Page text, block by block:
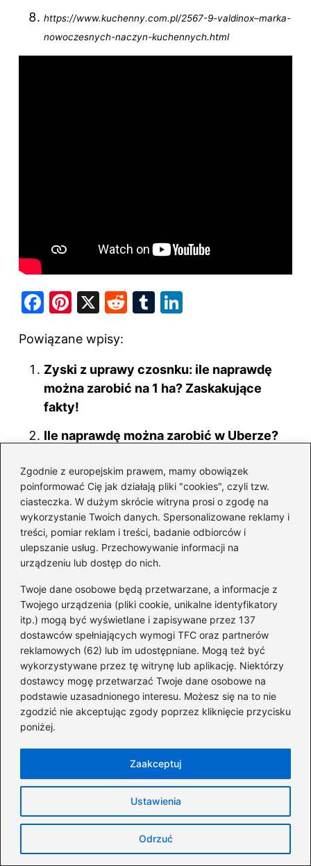
Zgodnie z europejskim prawem, mamy obowiązek
poinformować Cię jak działają pliki "cookies", czyli tzw.
ciasteczka. W dużym skrócie witryna prosi o zgodę na
wykorzystanie Twoich danych. Spersonalizowane reklamy i
treści, pomiar reklam i treści, badanie odbiorców i
ulepszanie usług. Przechowywanie informacji na
urządzeniu lub dostęp do nich.
Twoje dane osobowe będą przetwarzane, a informacje z
Twojego urządzenia (pliki cookie, unikalne identyfikatory
itp.) mogą być wyświetlane i zapisywane przez 137
dostawców spełniających wymogi TFC oraz partnerów
reklamowych (62) lub im udostępniane. Mogą też być
wykorzystywane przez tę witrynę lub aplikację. Niektórzy
dostawcy mogę przetwarzać Twoje dane osobowe na
podstawie uzasadnionego interesu. Możesz się na to nie
zgodzić nie akceptując zgody poprzez kliknięcie przycisku
poniżej.
Ustawienia
Odrzuć
Zaakceptuj
https://www.kuchenny.com.pl/2567-9-valdinox–marka-
nowoczesnych-naczyn-kuchennych.html
F
c
e
b
o
o
Pi
er
e
st
X
R
di
t
T
bl
r
e
dI
Powiązane wpisy:
Zyski z uprawy czosnku: ile naprawdę
można zarobić na 1 ha? Zaskakujące
fakty!
Ile naprawdę można zarobić w Uberze?
Ile naprawdę można zarobić na
dmuchanym zamku? Szokujące liczby i
niespodziewane fakty
Jak Revolut wpływa na twoją historię
kredytową? Sprawdź, czy BIK ma
znaczenie!
Zrozumienie BIK w banku: Klucz do
Twojej historii kredytowej
Jak długo trwa wykreślenie hipoteki?
Oto, co może wstrzymać proces
Ile naprawdę można zarobić na sklepie
odzieżowym? Odkryj zaskakujące fakty
o zyskach
UBRA – odkryj fascynującą historię i
ofertę tej wyjątkowej marki modowej
Ile naprawdę można zarobić na karcie
podatkowej? Zobacz limity i przepisy!